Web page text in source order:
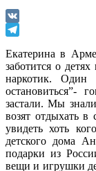
VK
Екатерина в
заботится о
наркотик.
остановиться”-
застали. Мы
возят отдыхать в
увидеть хоть
детского дома
подарки из
вещи и игрушки